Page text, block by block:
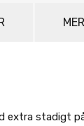
extra stadigt